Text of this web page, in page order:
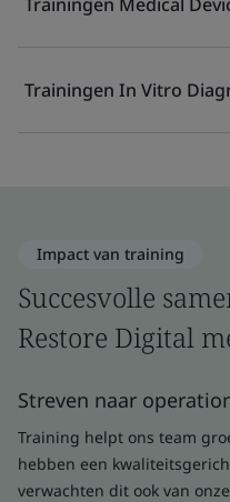
Trainingen In Vitro
Impact van training
Succesvolle
Restore Digital
Streven naar
Training helpt ons team
hebben een
verwachten dit ook van